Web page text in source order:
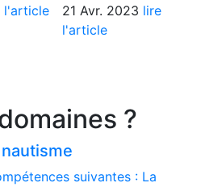
l'article
21 Avr. 2023 lire
l'article
?
suivantes : La